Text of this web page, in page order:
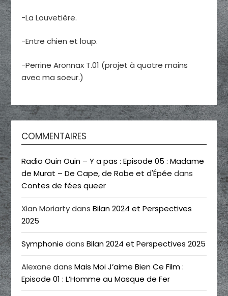
-La Louvetière.
-Entre chien et loup.
-Perrine Aronnax T.01 (projet à quatre mains
avec ma soeur.)
COMMENTAIRES
Radio Ouin Ouin – Y a pas : Episode 05 : Madame
de Murat – De Cape, de Robe et d'Épée dans
Contes de fées queer
Xian MoriartydansBilan 2024 et Perspectives
2025
Symphonie dansBilan 2024 et Perspectives 2025
Alexane dansMais Moi J’aime Bien Ce Film :
Episode 01 : L’Homme au Masque de Fer